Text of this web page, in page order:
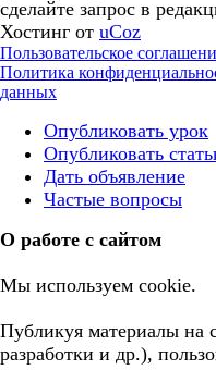
сделайте запрос в
Хостинг от uCoz
Пользовательское
Политика
данных
Опубликовать урок
Опубликовать
Дать объявление
Частые вопросы
О работе с сайтом
Мы используем cookie.
Публикуя материалы на
разработки и др.),